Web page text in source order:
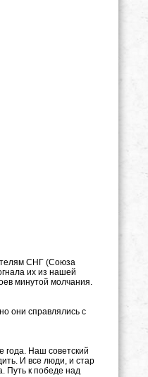
СНГ (Союза
их из нашей
минутой молчания.
они справлялись с
года. Наш советский
И все люди, и стар
Путь к победе над